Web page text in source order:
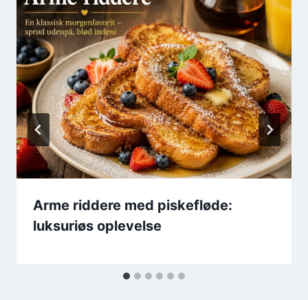
Arme riddere med piskefløde:
luksuriøs oplevelse